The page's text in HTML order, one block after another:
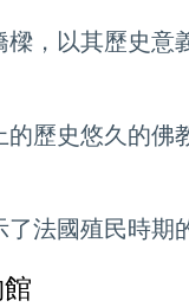
，以其歷史意
歷史悠久的佛
法國殖民時期